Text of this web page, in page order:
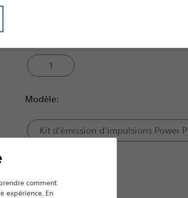
1
Modèle:
Kit d’émission d’impulsions Power
comment
expérience. En